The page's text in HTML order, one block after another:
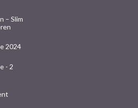
– Slim
2024
- 2